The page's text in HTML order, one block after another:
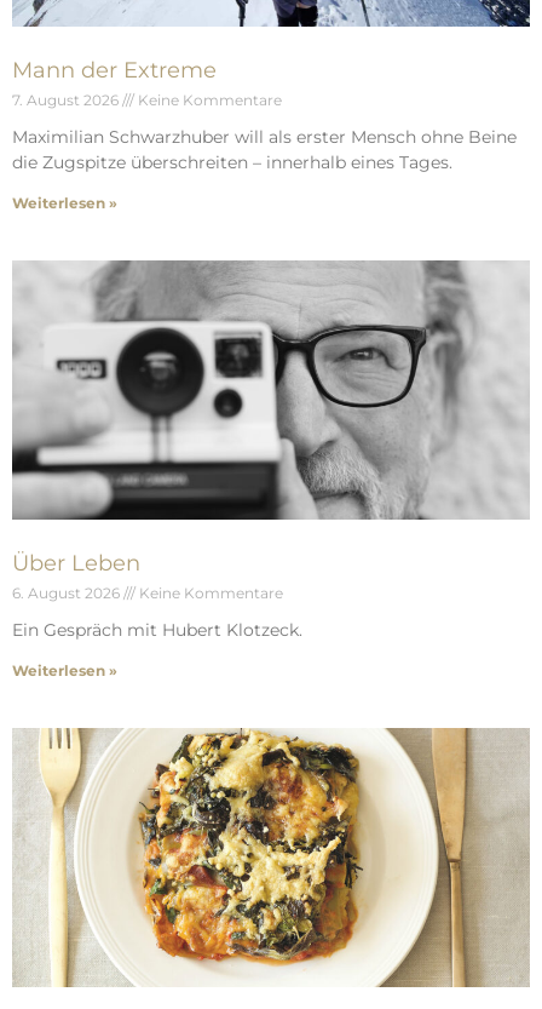
Mann der Extreme
7. August 2026 Keine Kommentare
Maximilian Schwarzhuber will als erster Mensch ohne Beine
die Zugspitze überschreiten – innerhalb eines Tages.
Weiterlesen »
Über Leben
6. August 2026 Keine Kommentare
Ein Gespräch mit Hubert Klotzeck.
Weiterlesen »